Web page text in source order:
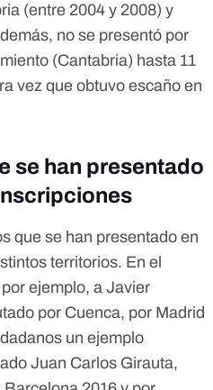
(entre 2004 y 2008) y
no se presentó por
(Cantabria) hasta 11
vez que obtuvo escaño en
se han presentado
que se han presentado en
territorios. En el
ejemplo, a Javier
por Cuenca, por Madrid
un ejemplo
Juan Carlos Girauta,